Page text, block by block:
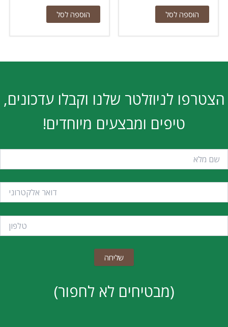
הוספה לסל הוספה לסל
הצטרפו לניוזלטר שלנו וקבלו עדכונים,
טיפים ומבצעים מיוחדים!
(מבטיחים לא לחפור)